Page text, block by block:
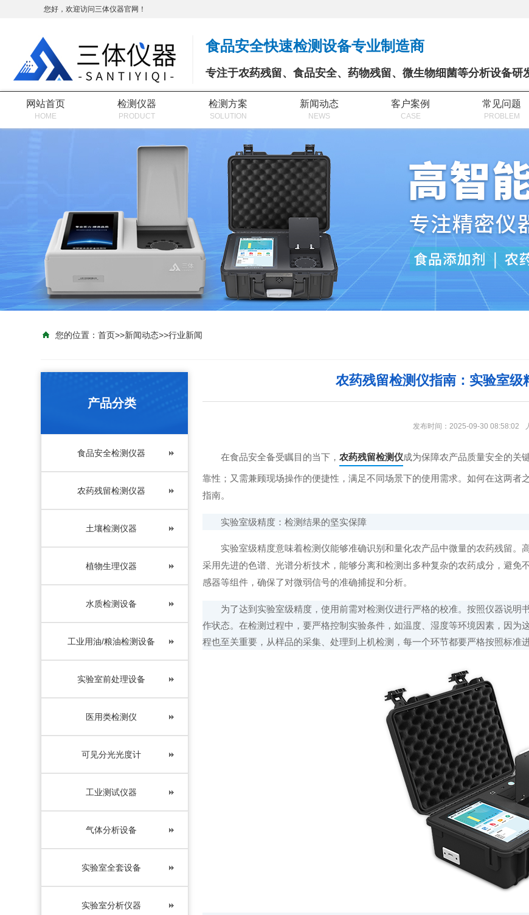
您好，欢迎访问三体仪器官网！
食品安全快速检测设备专业制造商
专注于农药残留、食品安全、药物残留、微生物细菌等分析设备研
网站首页
HOME
检测仪器
PRODUCT
检测方案
SOLUTION
新闻动态
NEWS
客户案例
CASE
常见问题
PROBLEM
您的位置：首页>>新闻动态>>行业新闻
产品分类
食品安全检测仪器
农药残留检测仪器
土壤检测仪器
植物生理仪器
水质检测设备
工业用油/粮油检测设备
实验室前处理设备
医用类检测仪
可见分光光度计
工业测试仪器
气体分析设备
实验室全套设备
实验室分析仪器
农药残留检测仪指南：实验室级
发布时间：2025-09-30 08:58:02
在食品安全备受瞩目的当下，农药残留检测仪成为保障农产品质量安全的关
靠性；又需兼顾现场操作的便捷性，满足不同场景下的使用需求。如何在这两
指南。
实验室级精度：检测结果的坚实保障
实验室级精度意味着检测仪能够准确识别和量化农产品中微量的农药残留。
采用先进的色谱、光谱分析技术，能够分离和检测出多种复杂的农药成分，避
感器等组件，确保了对微弱信号的准确捕捉和分析。
为了达到实验室级精度，使用前需对检测仪进行严格的校准。按照仪器说明
作状态。在检测过程中，要严格控制实验条件，如温度、湿度等环境因素，因
程也至关重要，从样品的采集、处理到上机检测，每一个环节都要严格按照标准